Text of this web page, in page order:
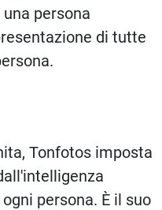
persona
di tutte
Tonfotos imposta
persona. È il suo